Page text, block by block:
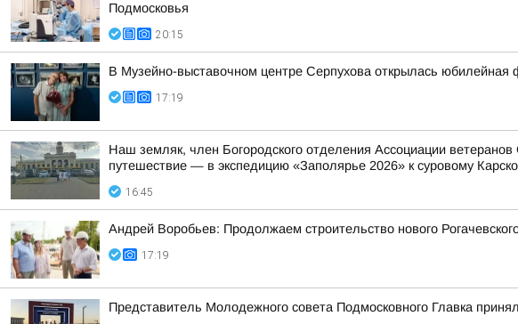
Подмосковья
20:15
В Музейно-выставочном центре Серпухова открылась
17:19
Наш земляк, член Богородского отделения Ассоциации
путешествие — в экспедицию «Заполярье 2026» к суровому
16:45
Андрей Воробьев: Продолжаем строительство нового
17:19
Представитель Молодежного совета Подмосковного Главка